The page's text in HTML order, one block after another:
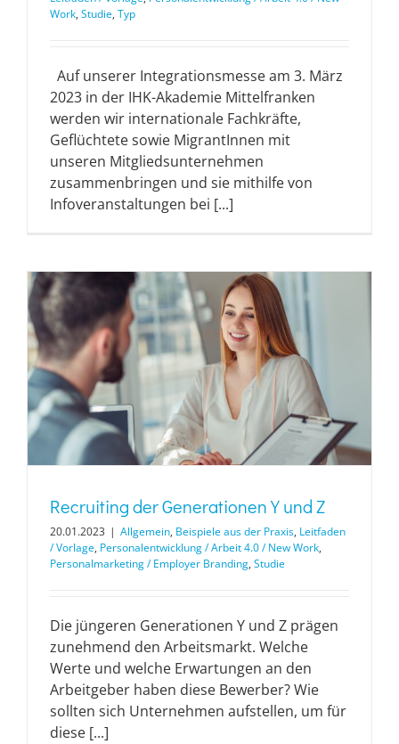
Work, Studie, Typ
Auf unserer Integrationsmesse am 3. März
2023 in der IHK-Akademie Mittelfranken
werden wir internationale Fachkräfte,
Geflüchtete sowie MigrantInnen mit
unseren Mitgliedsunternehmen
zusammenbringen und sie mithilfe von
Infoveranstaltungen bei [...]
Recruiting der Generationen Y und Z
20.01.2023 | Allgemein, Beispiele aus der Praxis, Leitfaden
/ Vorlage, Personalentwicklung / Arbeit 4.0 / New Work,
Personalmarketing / Employer Branding, Studie
Die jüngeren Generationen Y und Z prägen
zunehmend den Arbeitsmarkt. Welche
Werte und welche Erwartungen an den
Arbeitgeber haben diese Bewerber? Wie
sollten sich Unternehmen aufstellen, um für
diese [...]